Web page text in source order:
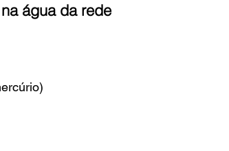
água da rede